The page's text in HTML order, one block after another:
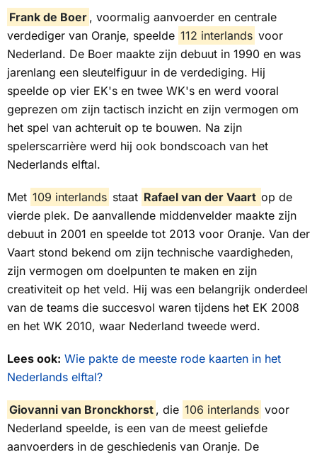
Frank de Boer , voormalig aanvoerder en centrale
verdediger van Oranje, speelde 112 interlands voor
Nederland. De Boer maakte zijn debuut in 1990 en was
jarenlang een sleutelfiguur in de verdediging. Hij
speelde op vier EK's en twee WK's en werd vooral
geprezen om zijn tactisch inzicht en zijn vermogen om
het spel van achteruit op te bouwen. Na zijn
spelerscarrière werd hij ook bondscoach van het
Nederlands elftal.
Met 109 interlands staat Rafael van der Vaart op de
vierde plek. De aanvallende middenvelder maakte zijn
debuut in 2001 en speelde tot 2013 voor Oranje. Van der
Vaart stond bekend om zijn technische vaardigheden,
zijn vermogen om doelpunten te maken en zijn
creativiteit op het veld. Hij was een belangrijk onderdeel
van de teams die succesvol waren tijdens het EK 2008
en het WK 2010, waar Nederland tweede werd.
Lees ook: Wie pakte de meeste rode kaarten in het
Nederlands elftal?
Giovanni van Bronckhorst , die 106 interlands voor
Nederland speelde, is een van de meest geliefde
aanvoerders in de geschiedenis van Oranje. De